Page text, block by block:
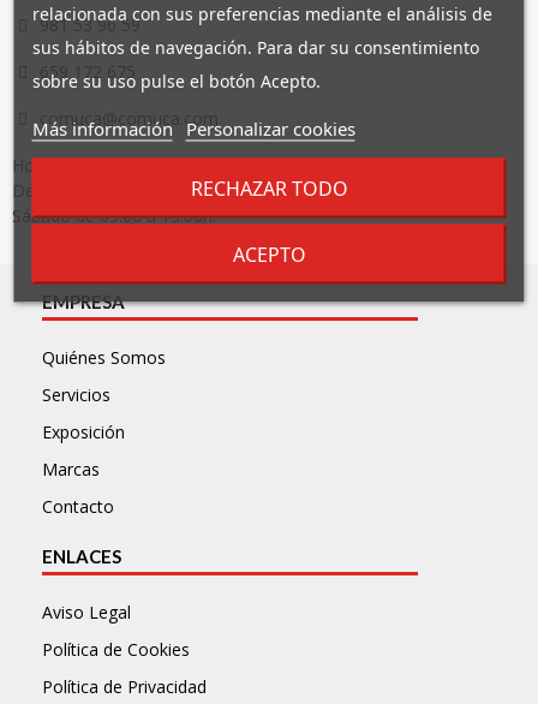
981 53 96 59
659 172 675
comuca@comuca.com
Horario:
De lunes a Viernes de 8:00 a 19:00 h.
Sábado de 09:00 a 13:00h.
EMPRESA
Quiénes Somos
Servicios
Exposición
Marcas
Contacto
ENLACES
Aviso Legal
Política de Cookies
Política de Privacidad
relacionada con sus preferencias mediante el análisis de
sus hábitos de navegación. Para dar su consentimiento
sobre su uso pulse el botón Acepto.
Más información Personalizar cookies
RECHAZAR TODO
ACEPTO